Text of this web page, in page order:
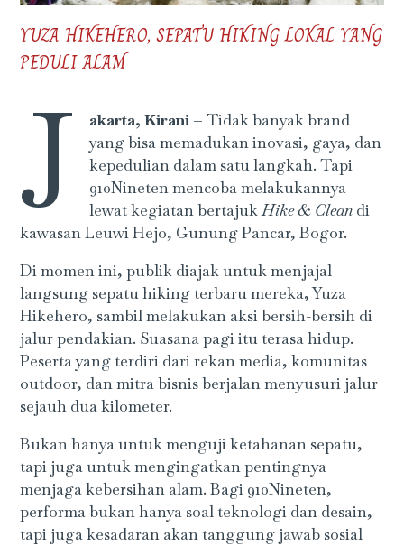
YUZA HIKEHERO, SEPATU HIKING LOKAL YANG
PEDULI ALAM
J akarta, Kirani – Tidak banyak brand
yang bisa memadukan inovasi, gaya, dan
kepedulian dalam satu langkah. Tapi
910Nineten mencoba melakukannya
lewat kegiatan bertajukHike & Cleandi
kawasan Leuwi Hejo, Gunung Pancar, Bogor.
Di momen ini, publik diajak untuk menjajal
langsung sepatu hiking terbaru mereka, Yuza
Hikehero, sambil melakukan aksi bersih-bersih di
jalur pendakian. Suasana pagi itu terasa hidup.
Peserta yang terdiri dari rekan media, komunitas
outdoor, dan mitra bisnis berjalan menyusuri jalur
sejauh dua kilometer.
Bukan hanya untuk menguji ketahanan sepatu,
tapi juga untuk mengingatkan pentingnya
menjaga kebersihan alam. Bagi 910Nineten,
performa bukan hanya soal teknologi dan desain,
tapi juga kesadaran akan tanggung jawab sosial